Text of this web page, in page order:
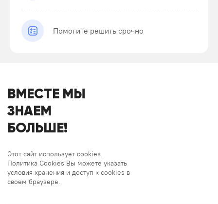
Помогите решить срочно
ВМЕСТЕ МЫ
ЗНАЕМ
БОЛЬШЕ!
Этот сайт использует cookies.
Политика Cookies Вы можете указать
условия хранения и доступ к cookies в
своем браузере.